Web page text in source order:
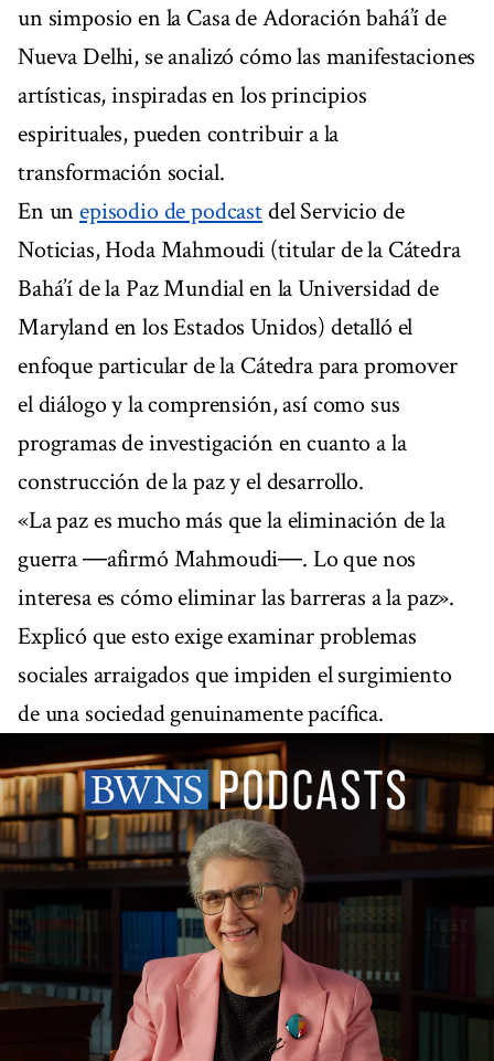
un simposio en la Casa de Adoración bahá’í de
Nueva Delhi, se analizó cómo las manifestaciones
artísticas, inspiradas en los principios
espirituales, pueden contribuir a la
transformación social.
En unepisodio de podcastdel Servicio de
Noticias, Hoda Mahmoudi (titular de la Cátedra
Bahá’í de la Paz Mundial en la Universidad de
Maryland en los Estados Unidos) detalló el
enfoque particular de la Cátedra para promover
el diálogo y la comprensión, así como sus
programas de investigación en cuanto a la
construcción de la paz y el desarrollo.
«La paz es mucho más que la eliminación de la
guerra ―afirmó Mahmoudi―. Lo que nos
interesa es cómo eliminar las barreras a la paz».
Explicó que esto exige examinar problemas
sociales arraigados que impiden el surgimiento
de una sociedad genuinamente pacífica.